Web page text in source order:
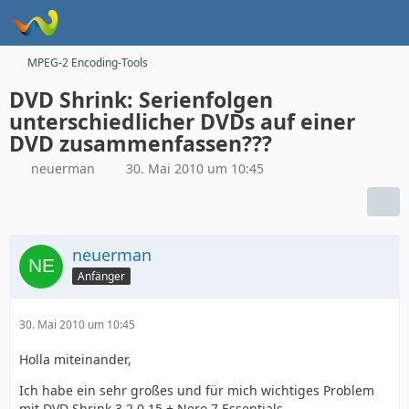
MPEG-2 Encoding-Tools
DVD Shrink: Serienfolgen
unterschiedlicher DVDs auf einer
DVD zusammenfassen???
neuerman 30. Mai 2010 um 10:45
neuerman
Anfänger
30. Mai 2010 um 10:45
Holla miteinander,
Ich habe ein sehr großes und für mich wichtiges Problem